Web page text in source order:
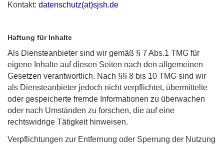
Kontakt: datenschutz(at)sjsh.de
Haftung für Inhalte
Als Diensteanbieter sind wir gemäß § 7 Abs.1 TMG für
eigene Inhalte auf diesen Seiten nach den allgemeinen
Gesetzen verantwortlich. Nach §§ 8 bis 10 TMG sind wir
als Diensteanbieter jedoch nicht verpflichtet, übermittelte
oder gespeicherte fremde Informationen zu überwachen
oder nach Umständen zu forschen, die auf eine
rechtswidrige Tätigkeit hinweisen.
Verpflichtungen zur Entfernung oder Sperrung der Nutzung